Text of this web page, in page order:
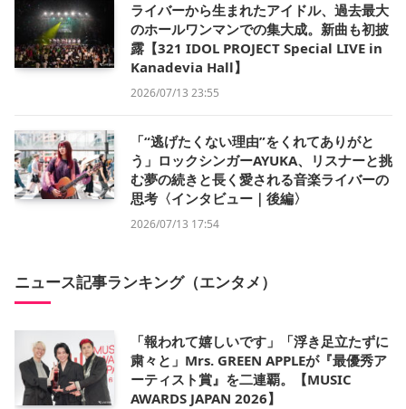
ライバーから生まれたアイドル、過去最大
のホールワンマンでの集大成。新曲も初披
露【321 IDOL PROJECT Special LIVE in
Kanadevia Hall】
2026/07/13 23:55
「“逃げたくない理由”をくれてありがと
う」ロックシンガーAYUKA、リスナーと挑
む夢の続きと長く愛される音楽ライバーの
思考〈インタビュー｜後編〉
2026/07/13 17:54
ニュース記事ランキング（エンタメ）
「報われて嬉しいです」「浮き足立たずに
粛々と」Mrs. GREEN APPLEが『最優秀ア
ーティスト賞』を二連覇。【MUSIC
AWARDS JAPAN 2026】